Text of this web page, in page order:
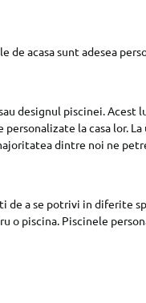
de acasa sunt adesea
designul piscinei. Acest
la casa lor. La
dintre noi ne
de a se potrivi in diferite
o piscina. Piscinele